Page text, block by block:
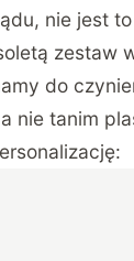
nie jest
zestaw
do
nie tanim